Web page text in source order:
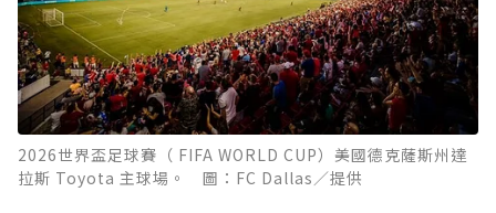
2026世界盃足球賽（ FIFA WORLD CUP）美國德克薩斯州達
拉斯 Toyota 主球場。 圖：FC Dallas／提供